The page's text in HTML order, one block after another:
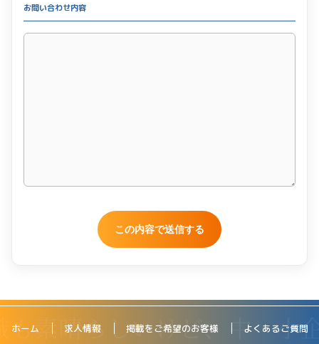
お問い合わせ内容
ホーム 求人情報 掲載をご希望のお客様 よくあるご質問